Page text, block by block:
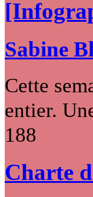
Sabine
Cette
entier.
188
Charte